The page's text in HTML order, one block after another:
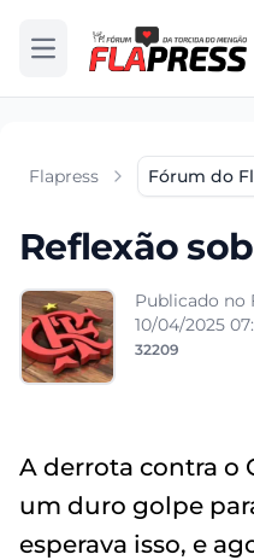
Abrir menu
Flapress Fórum do
Reflexão
Publicado no
10/04/2025
32209
A derrota contra o
um duro golpe
esperava isso, e